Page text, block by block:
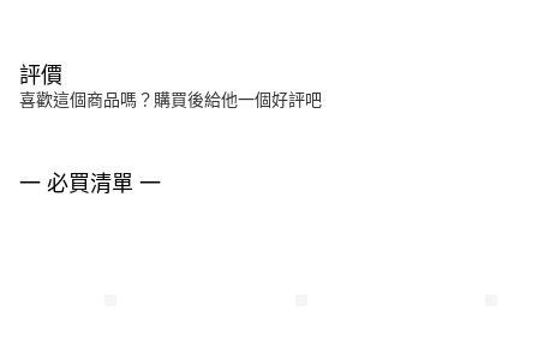
評價
喜歡這個商品嗎？購買後給他一個好評吧
一 必買清單 一